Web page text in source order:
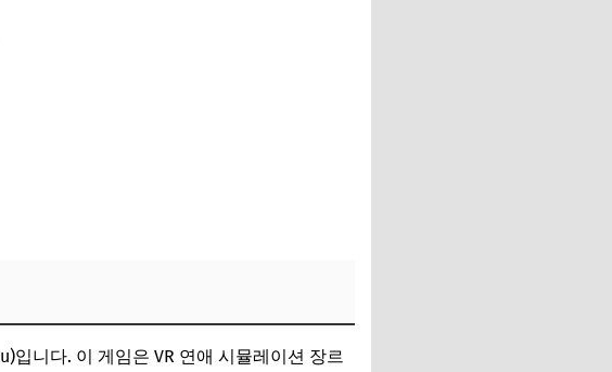
입니다. 이 게임은 VR 연애 시뮬레이션 장르